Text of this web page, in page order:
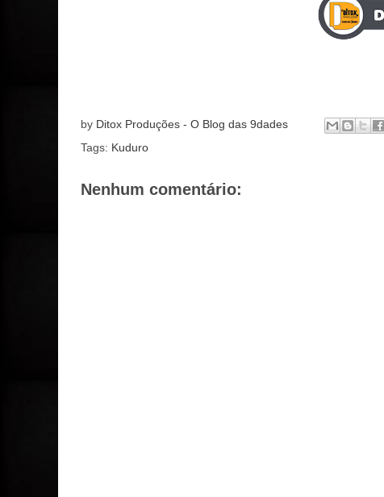
by Ditox Produções - O Blog das 9dades
Tags: Kuduro
Nenhum comentário: